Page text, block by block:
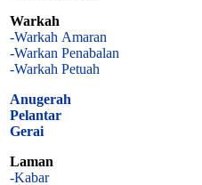
Warkah
-Warkah Amaran
-Warkan Penabalan
-Warkah Petuah
Anugerah
Pelantar
Gerai
Laman
-Kabar